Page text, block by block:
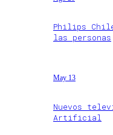
Philips
las personas
May 13
Nuevos
Artificial